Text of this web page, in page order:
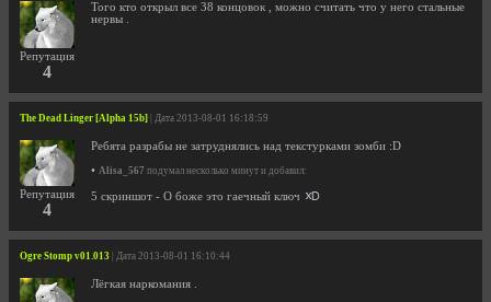
Репутация
4
Того кто открыл все 38 концовок , можно считать что у него стальные
нервы .
The Dead Linger [Alpha 15b] | Дата 2013-08-01 16:18:59
Репутация
4
Ребята разрабы не затруднялись над текстурками зомби :D
• Alisa_567 подумал несколько минут и добавил:
5 скриншот - О боже это гаечный ключ
Ogre Stomp v01.013 | Дата 2013-08-01 16:10:44
Лёгкая наркомания .